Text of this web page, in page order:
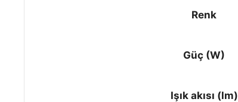
Renk
Güç (W)
Işık akısı (lm)